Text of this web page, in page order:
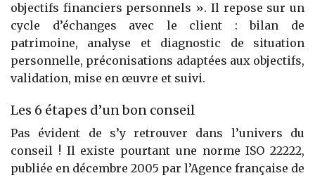
objectifs financiers personnels ». Il repose sur un
cycle d’échanges avec le client : bilan de
patrimoine, analyse et diagnostic de situation
personnelle, préconisations adaptées aux objectifs,
validation, mise en œuvre et suivi.
Les 6 étapes d’un bon conseil
Pas évident de s’y retrouver dans l’univers du
conseil ! Il existe pourtant une norme ISO 22222,
publiée en décembre 2005 par l’Agence française de